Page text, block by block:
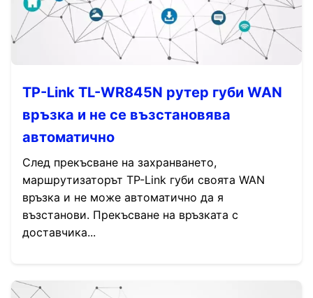
TP-Link TL-WR845N рутер губи WAN
връзка и не се възстановява
автоматично
След прекъсване на захранването,
маршрутизаторът TP-Link губи своята WAN
връзка и не може автоматично да я
възстанови. Прекъсване на връзката с
доставчика...